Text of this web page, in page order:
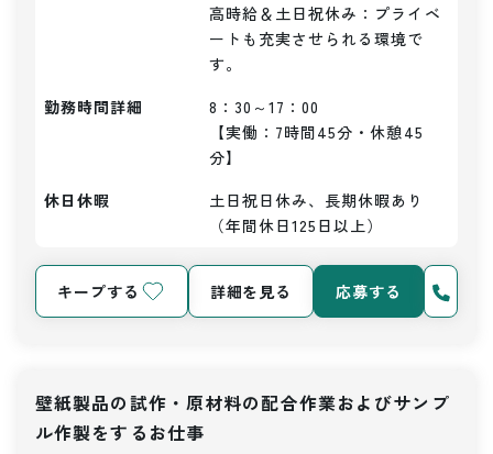
高時給＆土日祝休み：プライベ
ートも充実させられる環境で
す。
勤務時間詳細
8：30～17：00
【実働：7時間45分・休憩45
分】
休日休暇
土日祝日休み、長期休暇あり
（年間休日125日以上）
キープする 詳細を見る 応募する
壁紙製品の試作・原材料の配合作業およびサンプ
ル作製をするお仕事